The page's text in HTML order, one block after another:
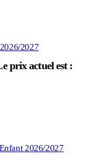
2027
prix actuel est :
2026/2027